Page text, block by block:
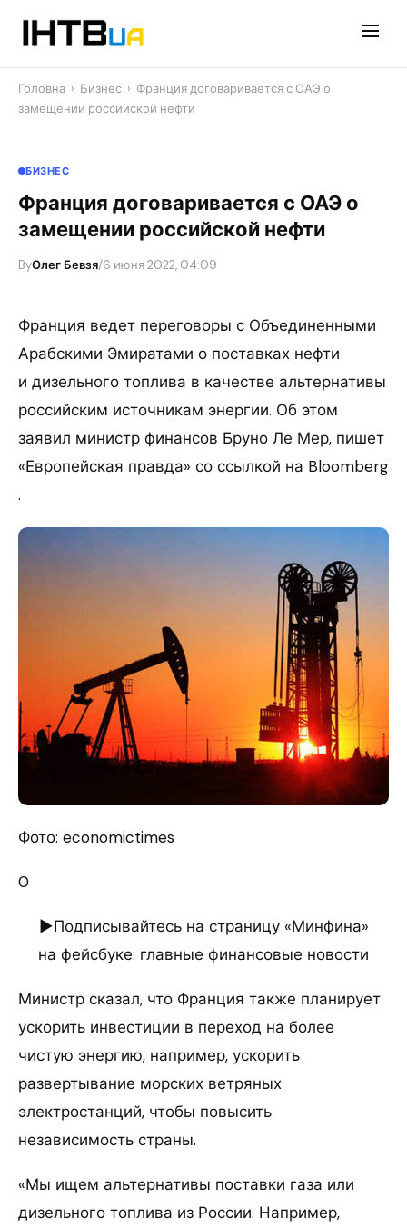
Головна › Бизнес › Франция договаривается с ОАЭ о
замещении российской нефти
БИЗНЕС
Франция договаривается с ОАЭ о
замещении российской нефти
ByОлег Бевзя/6 июня 2022, 04:09
Франция ведет переговоры с Объединенными
Арабскими Эмиратами о поставках нефти
и дизельного топлива в качестве альтернативы
российским источникам энергии. Об этом
заявил министр финансов Бруно Ле Мер, пишет
«Европейская правда» со ссылкой на Bloomberg
.
Фото: economictimes
0
►Подписывайтесь на страницу «Минфина»
на фейсбуке: главные финансовые новости
Министр сказал, что Франция также планирует
ускорить инвестиции в переход на более
чистую энергию, например, ускорить
развертывание морских ветряных
электростанций, чтобы повысить
независимость страны.
«Мы ищем альтернативы поставки газа или
дизельного топлива из России. Например,